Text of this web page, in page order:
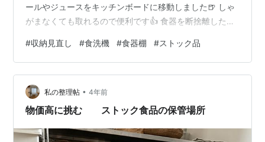
ールやジュースをキッチンボードに移動しました🍺 しゃ
がまなくても取れるので便利です👍 食器を断捨離したの
になっています お菓子🍪カップ麺🍜パン🍞も入っていま
す 高さが丁度良くて見やすく取りやすいんです いつも使
う食器はシンク下の引き出しに入れています 料理してす
ぐ取り出せて洗い物したらすぐ収納できて便利です👍 食
洗機は付けていません🙅‍♀️水洗いしてからセットするなら
#収納見直し #食洗機 #食器棚 #ストック品
私の整理帖 • 4年前
物価高に挑む ストック食品の保管場所